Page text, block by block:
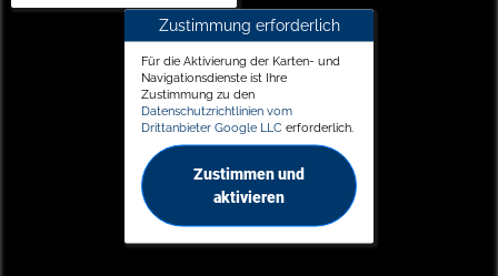
Zustimmung erforderlich
Für die Aktivierung der Karten- und
Navigationsdienste ist Ihre
Zustimmung zu den
Datenschutzrichtlinien vom
Drittanbieter Google LLC erforderlich.
Zustimmen und
aktivieren